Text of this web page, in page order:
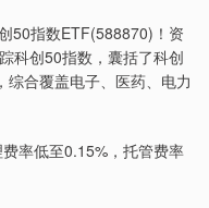
50指数ETF(588870)！资
科创50指数，囊括了科创
合覆盖电子、医药、电力
率低至0.15%，托管费率